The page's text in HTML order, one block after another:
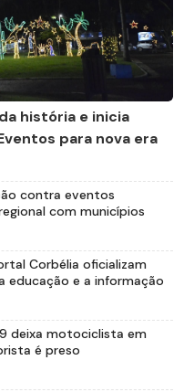
história e inicia
para nova era
contra eventos
com municípios
Corbélia oficializam
educação e a informação
deixa motociclista em
é preso